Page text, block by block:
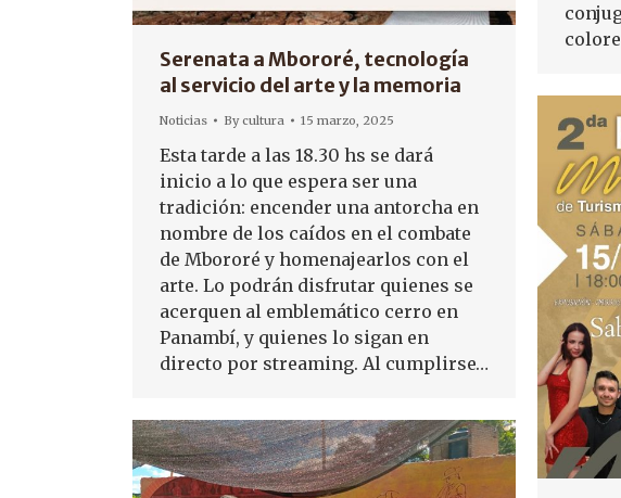
Serenata a Mbororé, tecnología
al servicio del arte y la memoria
Noticias Bycultura 15 marzo, 2025
Esta tarde a las 18.30 hs se dará
inicio a lo que espera ser una
tradición: encender una antorcha en
nombre de los caídos en el combate
de Mbororé y homenajearlos con el
arte. Lo podrán disfrutar quienes se
acerquen al emblemático cerro en
Panambí, y quienes lo sigan en
directo por streaming. Al cumplirse…